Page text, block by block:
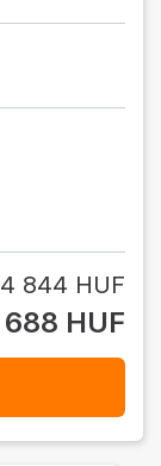
844 HUF
HUF